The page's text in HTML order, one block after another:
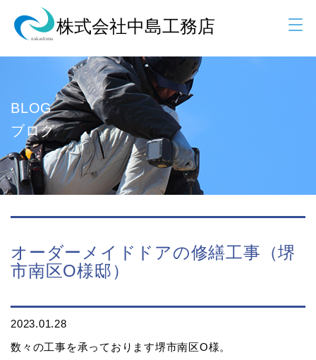
BLOG
ブログ
オーダーメイドドアの修繕工事（堺
市南区O様邸）
2023.01.28
数々の工事を承っております堺市南区O様。